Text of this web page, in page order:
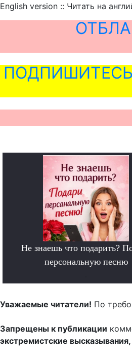
English version :: Читать на
Не знаешь что подарить?
персональную песню
Уважаемые читатели! По
Запрещены к публикации
экстремистские